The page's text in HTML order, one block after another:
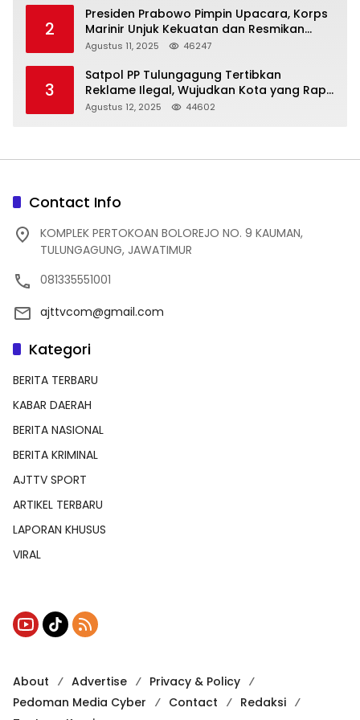
2
Presiden Prabowo Pimpin Upacara, Korps
Marinir Unjuk Kekuatan dan Resmikan
Struktur Baru
Agustus 11, 2025 46247
3
Satpol PP Tulungagung Tertibkan
Reklame Ilegal, Wujudkan Kota yang Rapi
dan Indah
Agustus 12, 2025 44602
Contact Info
KOMPLEK PERTOKOAN BOLOREJO NO. 9 KAUMAN,
TULUNGAGUNG, JAWATIMUR
081335551001
ajttvcom@gmail.com
Kategori
BERITA TERBARU
KABAR DAERAH
BERITA NASIONAL
BERITA KRIMINAL
AJTTV SPORT
ARTIKEL TERBARU
LAPORAN KHUSUS
VIRAL
About Advertise
Privacy & Policy
Pedoman Media Cyber
Contact
Redaksi